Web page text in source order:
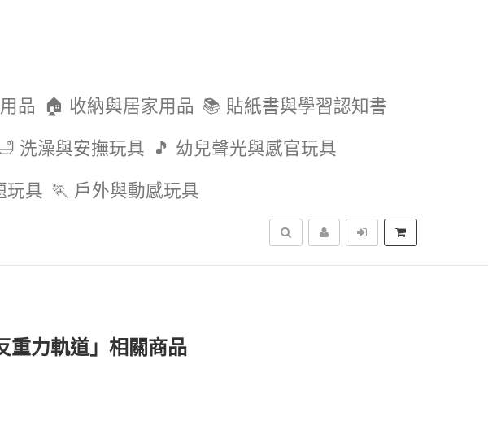
品 🏠 收納與居家用品 📚 貼紙書與學習認知書
洗澡與安撫玩具 🎵 幼兒聲光與感官玩具
玩具 🏃 戶外與動感玩具
搜尋
重力軌道」相關商品